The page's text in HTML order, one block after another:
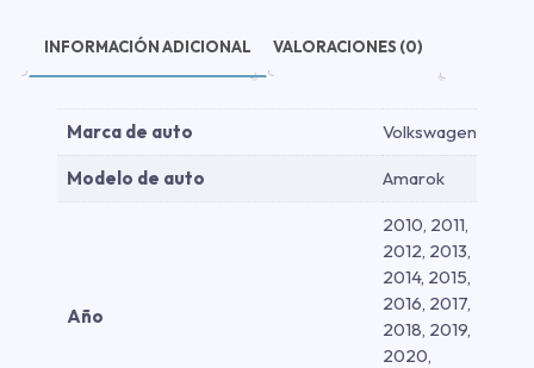
INFORMACIÓN ADICIONAL VALORACIONES (0)
Marca de auto Volkswagen
Modelo de auto Amarok
Año
2010, 2011,
2012, 2013,
2014, 2015,
2016, 2017,
2018, 2019,
2020,